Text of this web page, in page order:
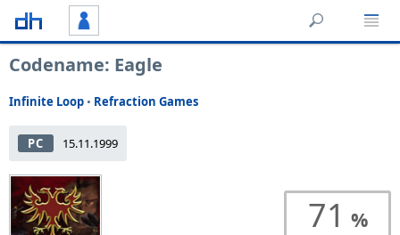
Codename: Eagle
Infinite Loop • Refraction Games
PC 15.11.1999
71